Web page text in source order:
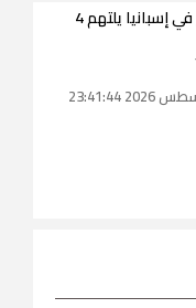
حريق ضخم في إسبانيا يلتهم 4